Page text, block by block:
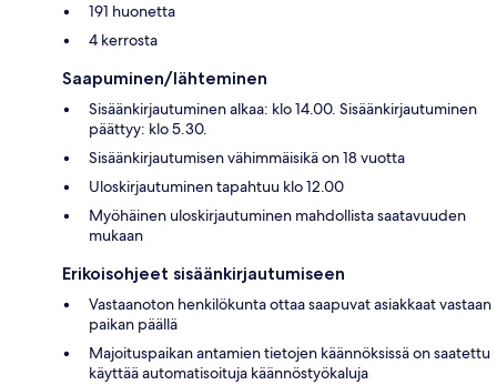
191 huonetta
4 kerrosta
Saapuminen/lähteminen
Sisäänkirjautuminen alkaa: klo 14.00. Sisäänkirjautuminen
päättyy: klo 5.30.
Sisäänkirjautumisen vähimmäisikä on 18 vuotta
Uloskirjautuminen tapahtuu klo 12.00
Myöhäinen uloskirjautuminen mahdollista saatavuuden
mukaan
Erikoisohjeet sisäänkirjautumiseen
Vastaanoton henkilökunta ottaa saapuvat asiakkaat vastaan
paikan päällä
Majoituspaikan antamien tietojen käännöksissä on saatettu
käyttää automatisoituja käännöstyökaluja